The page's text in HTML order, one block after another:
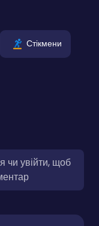
Стікмени
чи увійти, щоб